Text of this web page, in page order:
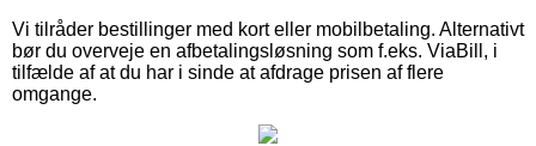
Vi tilråder bestillinger med kort eller mobilbetaling. Alternativt
bør du overveje en afbetalingsløsning som f.eks. ViaBill, i
tilfælde af at du har i sinde at afdrage prisen af flere
omgange.